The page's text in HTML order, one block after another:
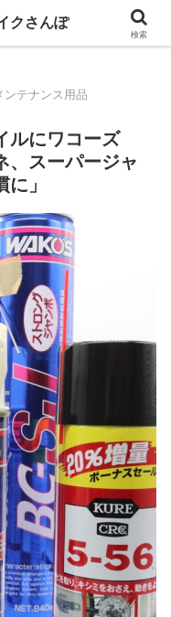
ライドの魅力を語るブログ
ンテナンス用品
ルにワコーズ
、スーパージャ
」
クさんぽ
検索